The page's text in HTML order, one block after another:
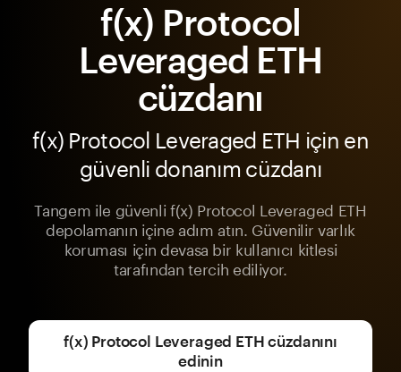
f(x) Protocol
Leveraged ETH
cüzdanı
f(x) Protocol Leveraged ETH için en
güvenli donanım cüzdanı
Tangem ile güvenli f(x) Protocol Leveraged ETH
depolamanın içine adım atın. Güvenilir varlık
koruması için devasa bir kullanıcı kitlesi
tarafından tercih ediliyor.
f(x) Protocol Leveraged ETH cüzdanını
edinin